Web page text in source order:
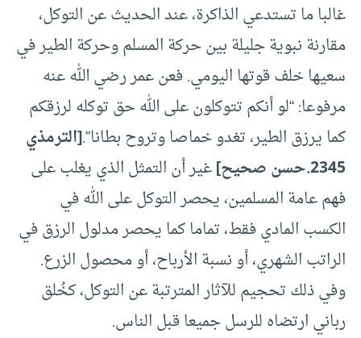
غالبا ما تستدعي الذاكرة، عند الحديث عن التوكل،
مقارنة نبوية جليلة بين حركة المسلم وحركة الطير في
سعيها خلف قوتها اليومي. فعن عمر رضي الله عنه
مرفوعا: “لو أنكم تتوكلون على الله حق توكله لرزقكم
كما يرزق الطير، تغدو خماصا وتروح بطانا”.[الترمذي
2345.حسن صحيح]
غير أن التمثل الذي يغلب على
فهم عامة المسلمين، يحصر التوكل على الله في
الكسب المادي فقط، تماما كما يحصر مدلول الرزق في
الراتب الشهري، أو نسبة الأرباح، أو محصول الزرع.
وفي ذلك تحجيم للآثار المترتبة عن التوكل، كخُلق
رباني ارتضاه للرسل جميعا قبل الناس.